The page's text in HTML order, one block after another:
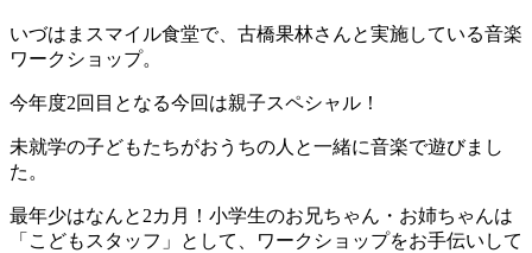
いづはまスマイル食堂で、古橋果林さんと実施している音楽
ワークショップ。
今年度2回目となる今回は親子スペシャル！
未就学の子どもたちがおうちの人と一緒に音楽で遊びまし
た。
最年少はなんと2カ月！小学生のお兄ちゃん・お姉ちゃんは
「こどもスタッフ」として、ワークショップをお手伝いして